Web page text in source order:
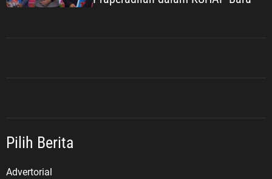
Pilih Berita
Advertorial